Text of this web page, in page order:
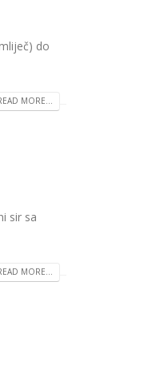
do
MORE...
sir sa
MORE...